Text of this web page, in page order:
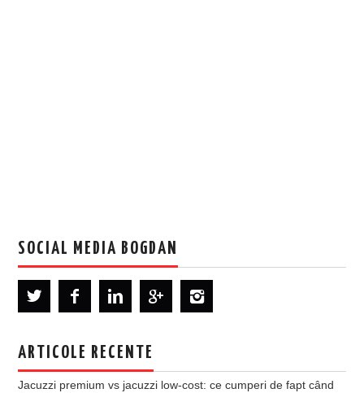
SOCIAL MEDIA BOGDAN
ARTICOLE RECENTE
Jacuzzi premium vs jacuzzi low-cost: ce cumperi de fapt când